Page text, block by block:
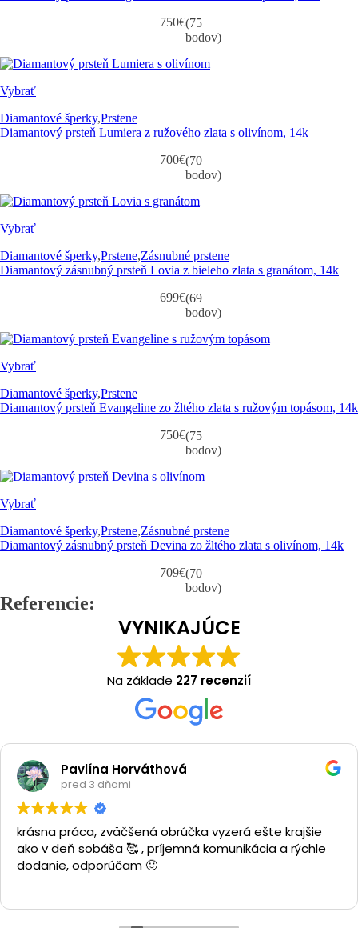
750€(75
bodov)
Vybrať
Diamantové šperky,Prstene
Diamantový prsteň Lumiera z ružového zlata s olivínom, 14k
700€(70
bodov)
Vybrať
Diamantové šperky,Prstene,Zásnubné prstene
Diamantový zásnubný prsteň Lovia z bieleho zlata s granátom, 14k
699€(69
bodov)
Vybrať
Diamantové šperky,Prstene
Diamantový prsteň Evangeline zo žltého zlata s ružovým topásom, 14k
750€(75
bodov)
Vybrať
Diamantové šperky,Prstene,Zásnubné prstene
Diamantový zásnubný prsteň Devina zo žltého zlata s olivínom, 14k
709€(70
bodov)
Referencie:
VYNIKAJÚCE
Na základe 227 recenzií
vyzerá ešte krajšie
komunikácia a rýchle
Richard
Vykup zlata mali najlepšiu
počkanie, s čim som sa